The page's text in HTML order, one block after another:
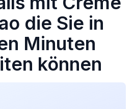
die Sie in
Minuten
können